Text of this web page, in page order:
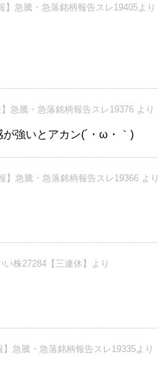
】急騰・急落銘柄報告スレ19405より
】急騰・急落銘柄報告スレ19376 より
強いとアカン(´・ω・｀)
】急騰・急落銘柄報告スレ19366 より
い株27284【三連休】より
】急騰・急落銘柄報告スレ19335より